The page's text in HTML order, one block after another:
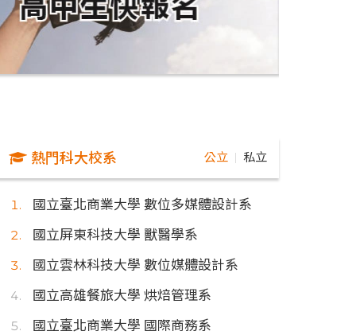
熱門科大校系 公立 私立
國立臺北商業大學 數位多媒體設計系
國立屏東科技大學 獸醫學系
國立雲林科技大學 數位媒體設計系
國立高雄餐旅大學 烘焙管理系
國立臺北商業大學 國際商務系